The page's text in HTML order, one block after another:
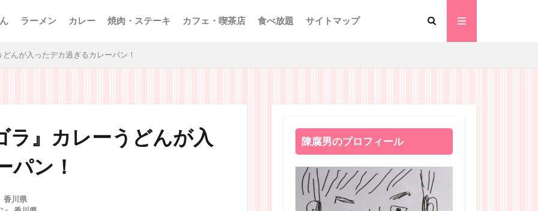
ラーメン カレー 焼肉・ステーキ カフェ・喫茶店 食べ放題 サイトマップ
んが入ったデカ過ぎるカレーパン！
ラ』カレーうどんが入
パン！
香川県
陳腐男のプロフィール